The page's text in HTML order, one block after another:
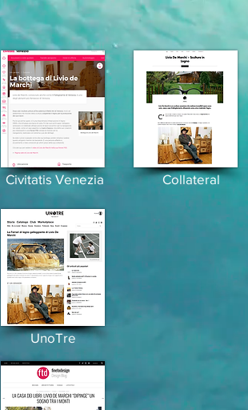
Civitatis Venezia Collateral
UnoTre